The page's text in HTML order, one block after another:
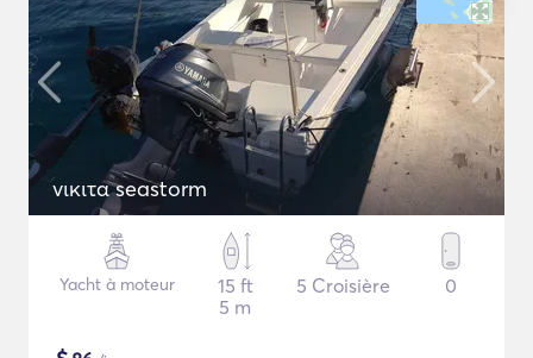
νικιτα seastorm
Yacht à moteur
15 ft
5 m
5 Croisière 0